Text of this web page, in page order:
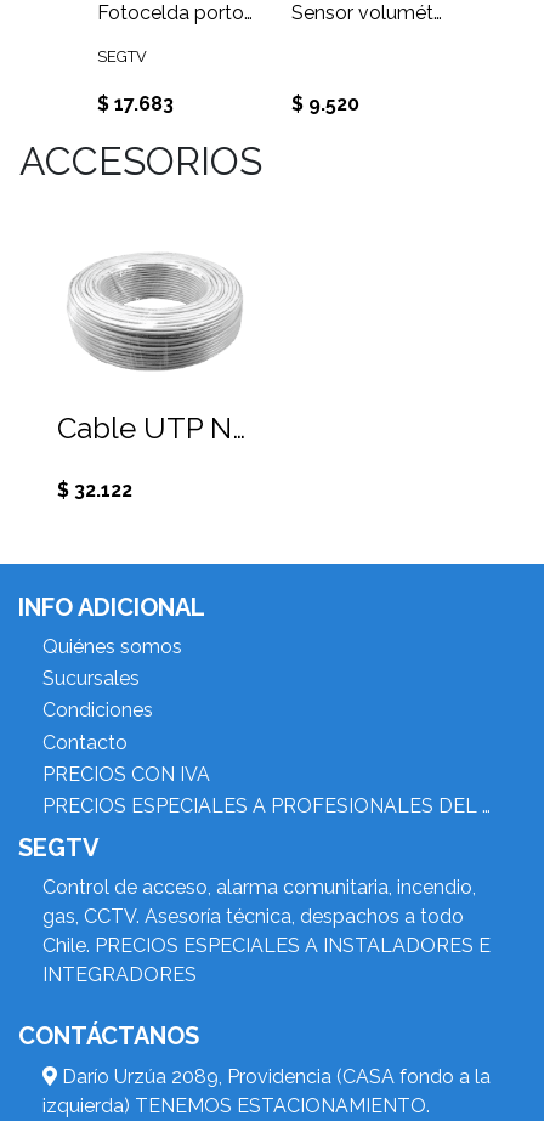
Fotocelda portones
SEGTV
$ 17.683
Sensor volumétrico infrarrojo
$ 9.520
ACCESORIOS
Cable UTP NHTD CAT5E par trenzado 2 pares, 100% cobre. Rollo de 100 metros
$ 32.122
INFO ADICIONAL
Quiénes somos
Sucursales
Condiciones
Contacto
PRECIOS CON IVA
PRECIOS ESPECIALES A PROFESIONALES DEL RUBRO
SEGTV
Control de acceso, alarma comunitaria, incendio,
gas, CCTV. Asesoría técnica, despachos a todo
Chile. PRECIOS ESPECIALES A INSTALADORES E
INTEGRADORES
CONTÁCTANOS
Darío Urzúa 2089, Providencia (CASA fondo a la
izquierda) TENEMOS ESTACIONAMIENTO.